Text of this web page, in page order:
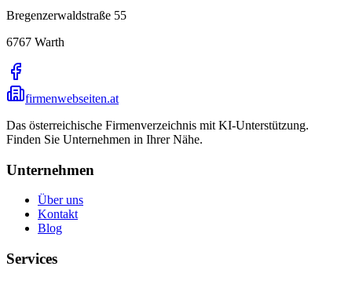
Bregenzerwaldstraße 55
6767 Warth
firmenwebseiten.at
Das österreichische Firmenverzeichnis mit KI-Unterstützung.
Finden Sie Unternehmen in Ihrer Nähe.
Unternehmen
Über uns
Kontakt
Blog
Services